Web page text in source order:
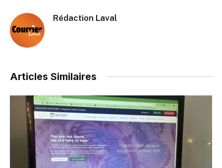
Rédaction Laval
Articles Similaires